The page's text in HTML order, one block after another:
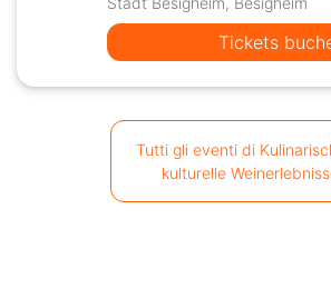
Tickets
Tutti gli eventi di
kulturelle